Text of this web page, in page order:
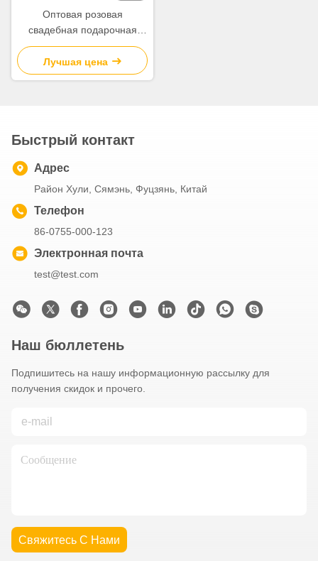
Оптовая розовая
свадебная подарочная
коробка, бумажная сумка
для дня рождения
Лучшая цена
Быстрый контакт
Адрес
Район Хули, Сямэнь, Фуцзянь, Китай
Телефон
86-0755-000-123
Электронная почта
test@test.com
Наш бюллетень
Подпишитесь на нашу информационную рассылку для
получения скидок и прочего.
Свяжитесь С Нами